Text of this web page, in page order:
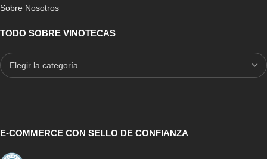
Sobre Nosotros
TODO SOBRE VINOTECAS
E-COMMERCE CON SELLO DE CONFIANZA